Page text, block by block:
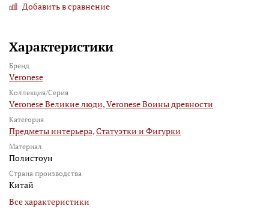
Добавить в сравнение
Характеристики
Бренд
Veronese
Коллекция/Серия
Veronese Великие люди,Veronese Воины древности
Категория
Предметы интерьера,Статуэтки и Фигурки
Материал
Полистоун
Страна производства
Китай
Все характеристики